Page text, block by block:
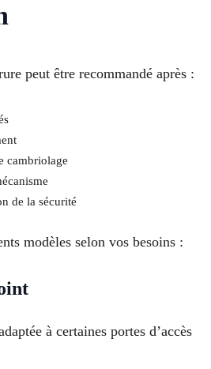
peut être recommandé après :
cambriolage
de la sécurité
modèles selon vos besoins :
à certaines portes d’accès